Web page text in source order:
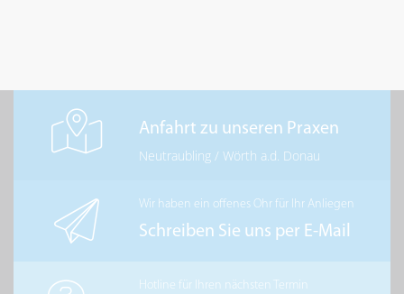
Anfahrt zu unseren Praxen
Neutraubling /Wörth a.d. Donau
Wir haben ein offenes Ohr für Ihr Anliegen
Schreiben Sie uns per E-Mail
Hotline für Ihren nächsten Termin